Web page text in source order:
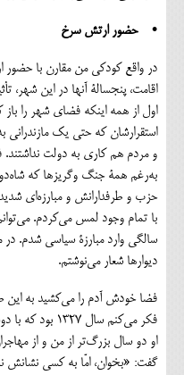
• حضور ارتش سرخ
در واقع کودکی من مقارن با حضور
اقامت، پنجسالة آنها در این شهر،
اول از همه اینکه فضای شهر را
استقرارشان که حتی یک
و مردم هم کاری به دولت
به‌رغم همۀ جنگ وگریزها که
حزب و طرفدارانش و مبارزه‌ای
با تمام‌ وجود لمس می‌کردم.
سالگی وارد مبارزۀ سیاسی شدم.
دیوارها شعار می‌نوشتم.
فضا خودش آدم را می‌کشید به
فکر می‌کنم سال
او دو سال بزرگ‌تر از من و از
گفت: «بخوان، امّا به کسی نشانش